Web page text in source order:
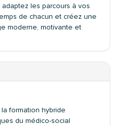
les parcours à vos
de chacun et créez une
moderne, motivante et
formation hybride
du médico-social